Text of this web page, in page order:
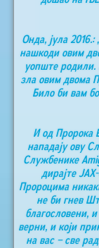
Онда, јула
нашкоди овим
уопште
зла овим двома
Било би вам
И од Пророка
нападају ову
Службенике
дирајте
Пророцима
не би гнев
благословени,
верни, и који
на вас – све